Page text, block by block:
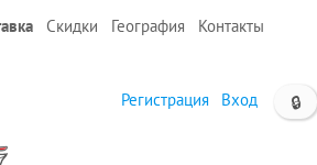
Скидки География
Контакты
🔒
Регистрация Вход